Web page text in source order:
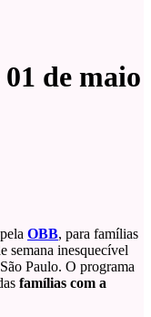
de maio
OBB, para famílias
semana inesquecível
Paulo. O programa
famílias com a